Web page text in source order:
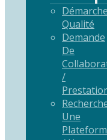
Démarche
Qualité
Demande
De
/
Une